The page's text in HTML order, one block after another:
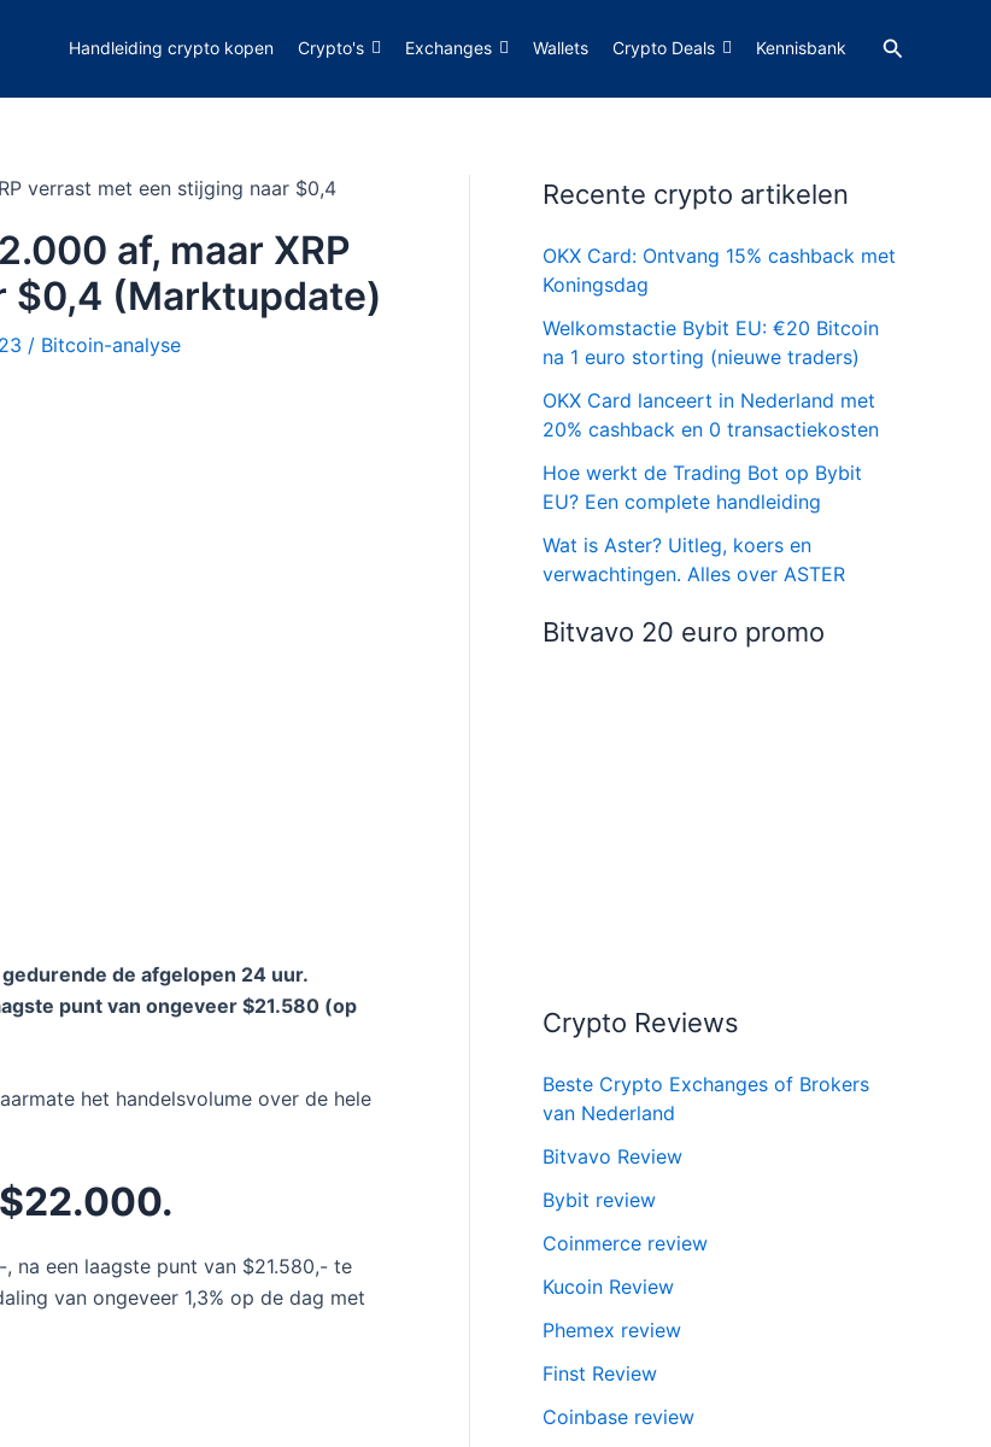
Handleiding crypto kopen Crypto's Exchanges Wallets Crypto Deals Kennisbank Zoeken
verrast met een stijging naar $0,4
af, maar XRP
$0,4 (Marktupdate)
/ Bitcoin-analyse
de afgelopen 24 uur.
punt van ongeveer $21.580 (op
het handelsvolume over de hele
na een laagste punt van $21.580,- te
van ongeveer 1,3% op de dag met
Recente crypto artikelen
OKX Card: Ontvang 15% cashback met
Koningsdag
Welkomstactie Bybit EU: €20 Bitcoin
na 1 euro storting (nieuwe traders)
OKX Card lanceert in Nederland met
20% cashback en 0 transactiekosten
Hoe werkt de Trading Bot op Bybit
EU? Een complete handleiding
Wat is Aster? Uitleg, koers en
verwachtingen. Alles over ASTER
Bitvavo 20 euro promo
Crypto Reviews
Beste Crypto Exchanges of Brokers
van Nederland
Bitvavo Review
Bybit review
Coinmerce review
Kucoin Review
Phemex review
Finst Review
Coinbase review